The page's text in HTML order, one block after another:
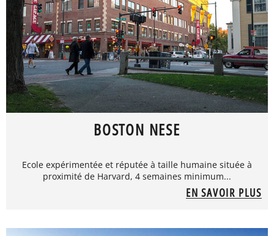
BOSTON NESE
Ecole expérimentée et réputée à taille humaine située à
proximité de Harvard, 4 semaines minimum...
EN SAVOIR PLUS